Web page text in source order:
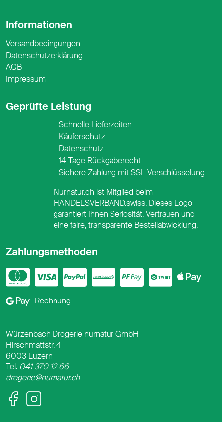
Informationen
Versandbedingungen
Datenschutzerklärung
AGB
Impressum
Geprüfte Leistung
Schnelle Lieferzeiten
Käuferschutz
Datenschutz
14 Tage Rückgaberecht
Sichere Zahlung mit SSL-Verschlüsselung
Zahlungsmethoden
Mastercard
VisaPayPal
PostFinance
Twint
Google Pay
Rechnung
Nurnatur.ch ist Mitglied beim
HANDELSVERBAND.swiss. Dieses Logo
garantiert Ihnen Seriosität, Vertrauen und
eine faire, transparente Bestellabwicklung.
Facebook
Instagram
Würzenbach Drogerie nurnatur GmbH
Hirschmattstr. 4
6003 Luzern
Tel. 041 370 12 66
drogerie@nurnatur.ch